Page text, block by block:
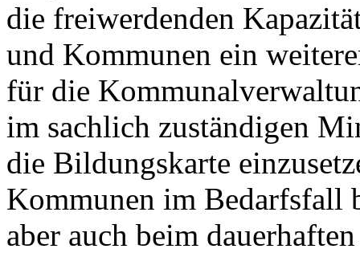
die freiwerdenden
und Kommunen ein
für die
im sachlich zuständigen
die Bildungskarte
Kommunen im Bedarfsfall
aber auch beim